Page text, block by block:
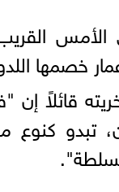
القريب
خصمها
تبدو